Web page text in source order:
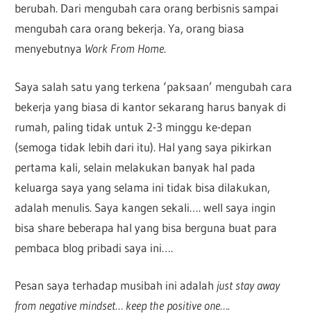
berubah. Dari mengubah cara orang berbisnis sampai
mengubah cara orang bekerja. Ya, orang biasa
menyebutnya Work From Home.
Saya salah satu yang terkena ‘paksaan’ mengubah cara
bekerja yang biasa di kantor sekarang harus banyak di
rumah, paling tidak untuk 2-3 minggu ke-depan
(semoga tidak lebih dari itu). Hal yang saya pikirkan
pertama kali, selain melakukan banyak hal pada
keluarga saya yang selama ini tidak bisa dilakukan,
adalah menulis. Saya kangen sekali…. well saya ingin
bisa share beberapa hal yang bisa berguna buat para
pembaca blog pribadi saya ini….
Pesan saya terhadap musibah ini adalahjust stay away
from negative mindset… keep the positive one….